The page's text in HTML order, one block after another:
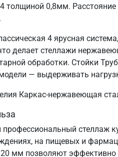
толщиной 0,8мм.
4 ярусная
делает стеллажи
обработки. Стойки
— выдерживать
Каркас-нержавеющая
стеллаж
на пищевых и
мм позволяют